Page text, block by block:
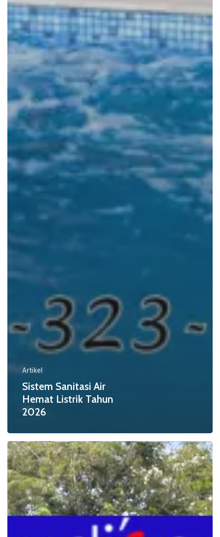
Artikel
Sistem Sanitasi Air
Hemat Listrik Tahun
2026
Komponen
Ionizer
Kolam
Renang
untuk